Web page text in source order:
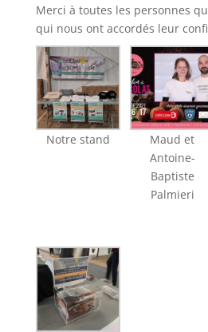
Merci à toutes les personnes
qui nous ont accordés leur
Notre stand
Maud et
Antoine-
Baptiste
Palmieri